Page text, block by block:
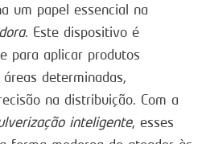
um papel essencial na
. Este dispositivo é
para aplicar produtos
determinadas,
na distribuição. Com a
inteligente, esses